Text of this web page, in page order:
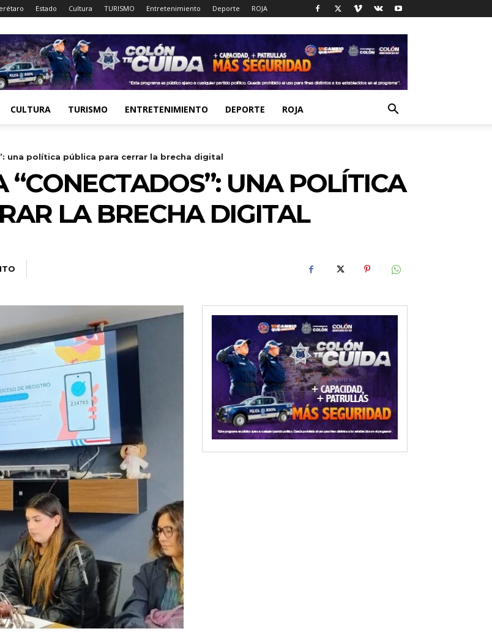
Estado Cultura TURISMO Entretenimiento Deporte ROJA
CULTURA TURISMO ENTRETENIMIENTO DEPORTE ROJA
una política pública para cerrar la brecha digital
UNA POLÍTICA
LA BRECHA DIGITAL